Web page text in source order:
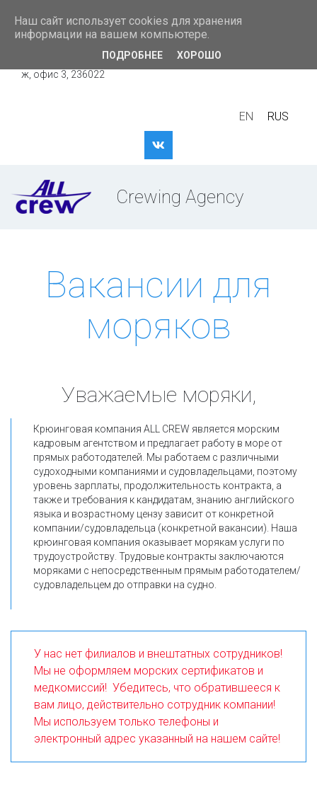
+7 (4012) 799806
Калининград, ул. Дмитрия Донского 17, 3 эта
ж офис 3 236022
EN RUS
Crewing Agency
Вакансии для
моряков
Уважаемые моряки,
Крюинговая компания ALL CREW является морским
кадровым агентством и предлагает работу в море от
прямых работодателей. Мы работаем с различными
судоходными компаниями и судовладельцами, поэтому
уровень зарплаты, продолжительность контракта, а
также и требования к кандидатам, знанию английского
языка и возрастному цензу зависит от конкретной
компании/судовладельца (конкретной вакансии). Наша
крюинговая компания оказывает морякам услуги по
трудоустройству. Трудовые контракты заключаются
моряками с непосредственным прямым работодателем/
судовладельцем до отправки на судно.
У нас нет филиалов и внештатных сотрудников!
Мы не оформляем морских сертификатов и
медкомиссий!  Убедитесь, что обратившееся к
вам лицо, действительно сотрудник компании!
Мы используем только телефоны и
электронный адрес указанный на нашем сайте!
Наш сайт использует cookies для хранения
информации на вашем компьютере.
ПОДРОБНЕЕ ХОРОШО